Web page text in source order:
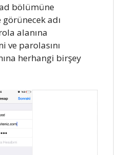
bölümüne
adı
alanına
ve parolasını
herhangi birşey